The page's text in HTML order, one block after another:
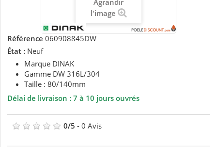
Agrandir
l'image
Référence 060908845DW
État : Neuf
Marque DINAK
Gamme DW 316L/304
Taille : 80/140mm
Délai de livraison : 7 à 10 jours ouvrés
0/5 - 0 Avis